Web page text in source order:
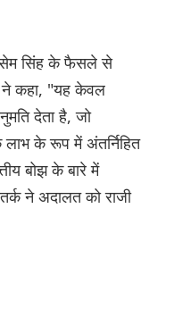
सिंह के फैसले से
ने कहा, "यह केवल
देता है, जो
के रूप में अंतर्निहित
बोझ के बारे में
ने अदालत को राजी